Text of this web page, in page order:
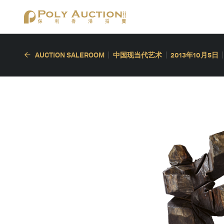
AUCTION SALEROOM 中国现当代艺术 2013年10月5日